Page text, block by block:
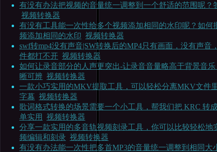
有没有办法把视频的音量统一调整到一个舒适的范围呢？
视频转换器
有没有工具能一次性给多个视频添加相同的水印呢？如何
频添加相同的水印 视频转换器
swf转mp4没有声音|SW转换后的MP4只有画面，没有声音
件都打不开 视频转换器
如何让录音部分的人声更突出-让录音音量略高于背景音
晰可辨 视频转换器
一款小巧实用的MKV提取工具，可以轻松分离MKV文件
字幕 视频转换器
歌词格式转换的场景需要一个小工具，帮我们把 KRC 转
单实用
视频转换器
分享一款实用的多音轨视频刻录工具，你可以比较轻松地
频编辑和刻录 视频转换器
有没有办法能一次性把多首MP3的音量统一调整到相同大